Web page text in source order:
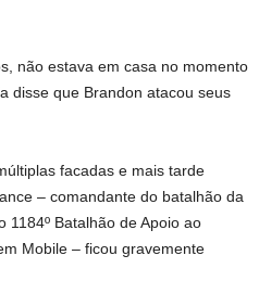
não estava em casa no momento
disse que Brandon atacou seus
facadas e mais tarde
– comandante do batalhão da
1184º Batalhão de Apoio ao
Mobile – ficou gravemente